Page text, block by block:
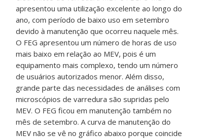
apresentou uma utilização excelente ao longo do
ano, com período de baixo uso em setembro
devido à manutenção que ocorreu naquele mês.
O FEG apresentou um número de horas de uso
mais baixo em relação ao MEV, pois é um
equipamento mais complexo, tendo um número
de usuários autorizados menor. Além disso,
grande parte das necessidades de análises com
microscópios de varredura são supridas pelo
MEV. O FEG ficou em manutenção também no
mês de setembro. A curva de manutenção do
MEV não se vê no gráfico abaixo porque coincide